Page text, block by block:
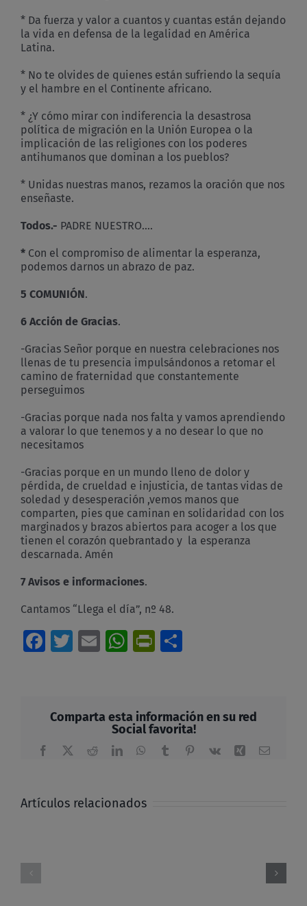
* Da fuerza y valor a cuantos y cuantas están dejando
la vida en defensa de la legalidad en América
Latina.
* No te olvides de quienes están sufriendo la sequía
y el hambre en el Continente africano.
* ¿Y cómo mirar con indiferencia la desastrosa
política de migración en la Unión Europea o la
implicación de las religiones con los poderes
antihumanos que dominan a los pueblos?
* Unidas nuestras manos, rezamos la oración que nos
enseñaste.
Todos.- PADRE NUESTRO….
* Con el compromiso de alimentar la esperanza,
podemos darnos un abrazo de paz.
5 COMUNIÓN.
6 Acción de Gracias.
-Gracias Señor porque en nuestra celebraciones nos
llenas de tu presencia impulsándonos a retomar el
camino de fraternidad que constantemente
perseguimos
-Gracias porque nada nos falta y vamos aprendiendo
a valorar lo que tenemos y a no desear lo que no
necesitamos
-Gracias porque en un mundo lleno de dolor y
pérdida, de crueldad e injusticia, de tantas vidas de
soledad y desesperación ,vemos manos que
comparten, pies que caminan en solidaridad con los
marginados y brazos abiertos para acoger a los que
tienen el corazón quebrantado y la esperanza
descarnada. Amén
7 Avisos e informaciones.
Cantamos “Llega el día”, nº 48.
Facebook
Twitter
EmailWhatsApp
PrintFriendly
Comparta esta información en su red
Social favorita!
Facebook RedditLinkedInWhatsApp
Tumblr Pinterest
Vk Xing Correo
Artículos relacionados
Celebración
Domingo